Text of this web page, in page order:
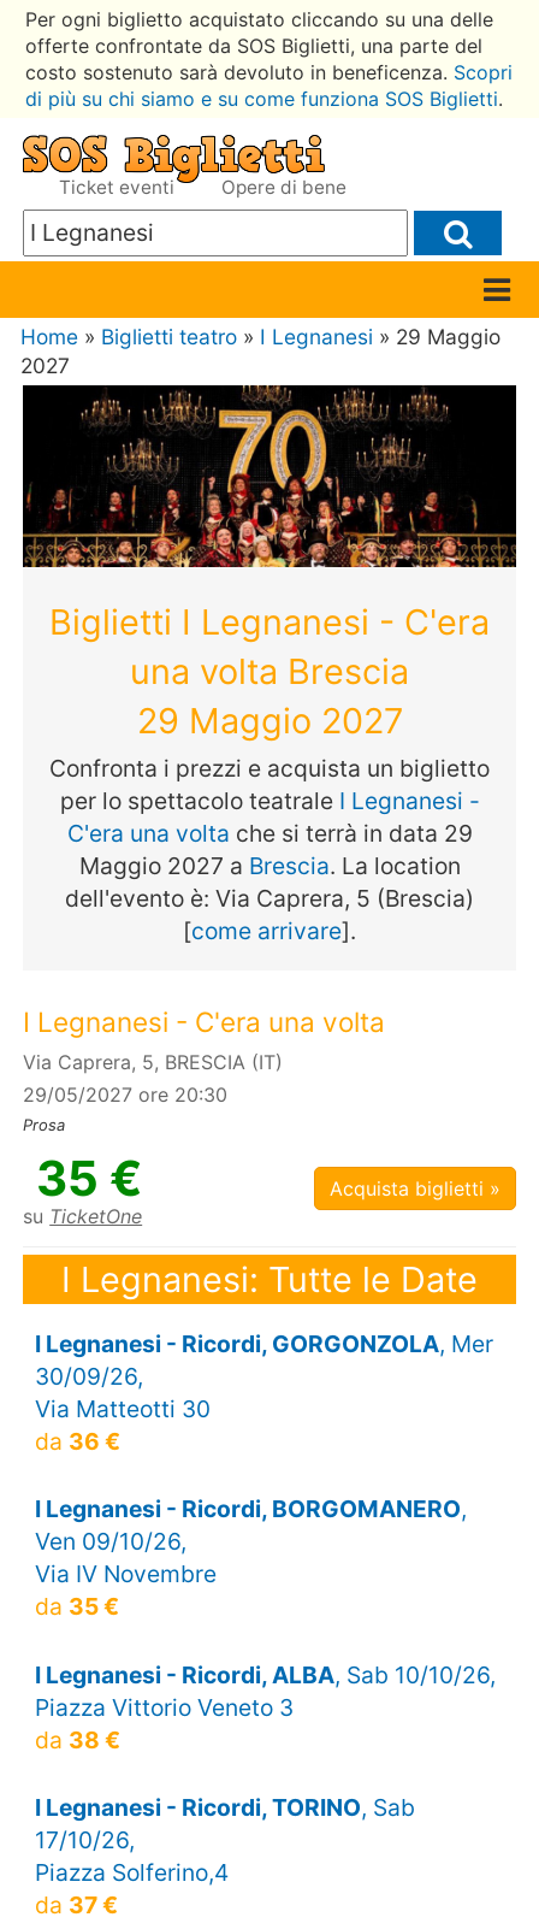
Per ogni biglietto acquistato cliccando su una delle
offerte confrontate da SOS Biglietti, una parte del
costo sostenuto sarà devoluto in beneficenza. Scopri
di più su chi siamo e su come funziona SOS Biglietti.
Ticket eventi Opere di bene
Home » Biglietti teatro » I Legnanesi » 29 Maggio
2027
Biglietti I Legnanesi - C'era
una volta Brescia
29 Maggio 2027
Confronta i prezzi e acquista un biglietto
per lo spettacolo teatrale I Legnanesi -
C'era una volta che si terrà in data 29
Maggio 2027 a Brescia. La location
dell'evento è: Via Caprera, 5 (Brescia)
[come arrivare].
I Legnanesi - C'era una volta
Via Caprera, 5, BRESCIA (IT)
29/05/2027 ore 20:30
Prosa
35 €
su TicketOne
Acquista biglietti »
I Legnanesi: Tutte le Date
I Legnanesi - Ricordi, GORGONZOLA, Mer
30/09/26,
Via Matteotti 30
da 36 €
I Legnanesi - Ricordi, BORGOMANERO,
Ven 09/10/26,
Via IV Novembre
da 35 €
I Legnanesi - Ricordi, ALBA, Sab 10/10/26,
Piazza Vittorio Veneto 3
da 38 €
I Legnanesi - Ricordi, TORINO, Sab
17/10/26,
Piazza Solferino,4
da 37 €